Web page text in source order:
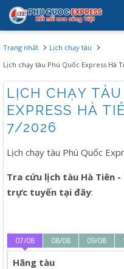
Trang nhất
Lịch chạy tàu
Lịch chạy tàu Phú Quốc Express Hà
LỊCH CHẠY
EXPRESS HÀ
7/2026
Lịch chạy tàu Phú Quốc
Tra cứu lịch tàu Hà Tiên
trực tuyến tại đây:
07/08 08/08 09/08
Hãng tàu